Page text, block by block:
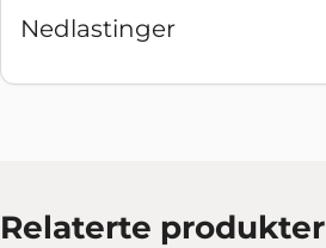
Nedlastinger
Relaterte produkter